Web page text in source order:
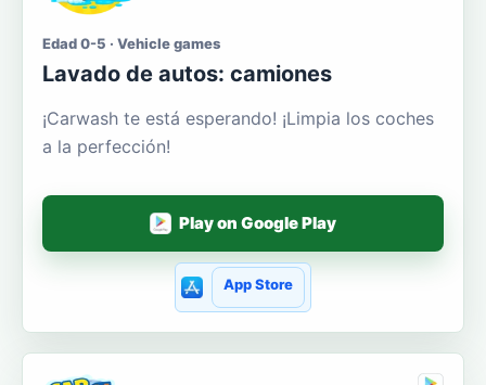
Edad 0-5 · Vehicle games
Lavado de autos: camiones
¡Carwash te está esperando! ¡Limpia los coches
a la perfección!
Play on Google Play
App Store